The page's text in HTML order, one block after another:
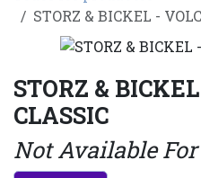
STORZ & BICKEL -
STORZ &
CLASSIC
Not Available For